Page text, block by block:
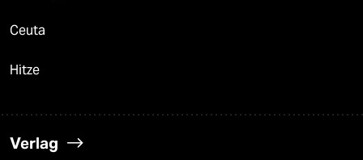
Ceuta
Hitze
Verlag